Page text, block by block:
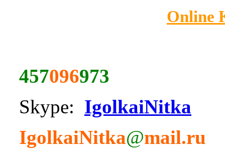
Online
457096973
Skype: IgolkaiNitka
IgolkaiNitka@mail.ru